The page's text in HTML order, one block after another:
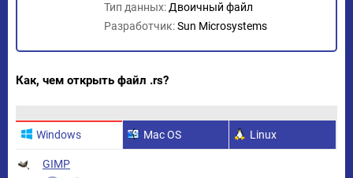
Тип данных: Двоичный файл
Разработчик:Sun Microsystems
Как, чем открыть файл .rs?
Windows Mac OS Linux
GIMP